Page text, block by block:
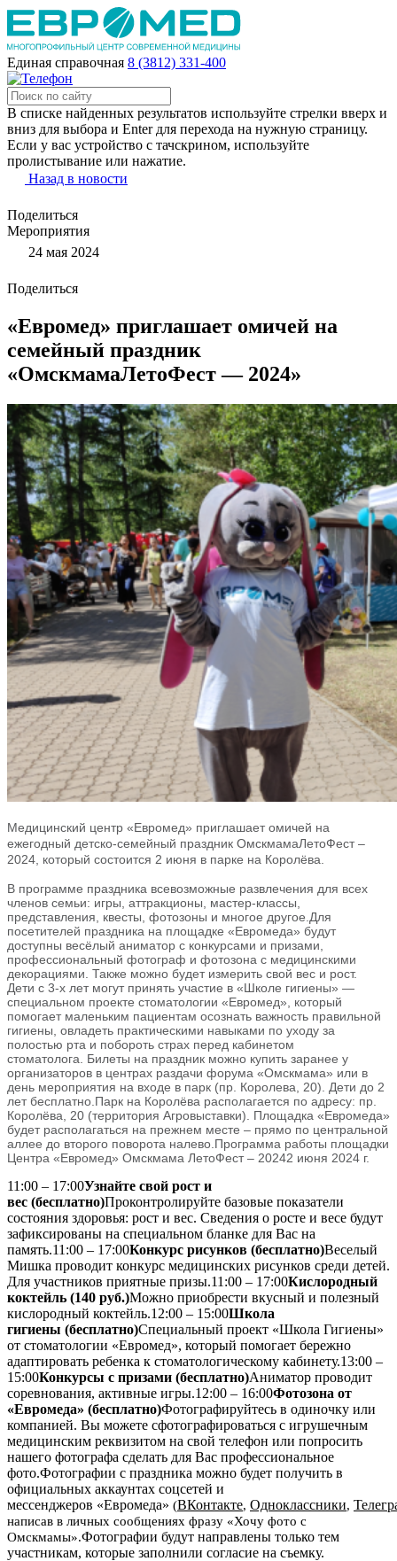
Единая справочная 8 (3812) 331-400
В списке найденных результатов используйте стрелки вверх и
вниз для выбора и Enter для перехода на нужную страницу.
Если у вас устройство с тачскрином, используйте
пролистывание или нажатие.
Назад в новости
Поделиться
Мероприятия
24 мая 2024
Поделиться
«Евромед» приглашает омичей на
семейный праздник
«ОмскмамаЛетоФест — 2024»
Медицинский центр «Евромед» приглашает омичей на
ежегодный детско-семейный праздник ОмскмамаЛетоФест –
2024, который состоится 2 июня в парке на Королёва.
В программе праздника всевозможные развлечения для всех
членов семьи: игры, аттракционы, мастер-классы,
представления, квесты, фотозоны и многое другое.Для
посетителей праздника на площадке «Евромеда» будут
доступны весёлый аниматор с конкурсами и призами,
профессиональный фотограф и фотозона с медицинскими
декорациями. Также можно будет измерить свой вес и рост.
Дети с 3-х лет могут принять участие в «Школе гигиены» —
специальном проекте стоматологии «Евромед», который
помогает маленьким пациентам осознать важность правильной
гигиены, овладеть практическими навыками по уходу за
полостью рта и побороть страх перед кабинетом
стоматолога. Билеты на праздник можно купить заранее у
организаторов в центрах раздачи форума «Омскмама» или в
день мероприятия на входе в парк (пр. Королева, 20). Дети до 2
лет бесплатно.Парк на Королёва располагается по адресу: пр.
Королёва, 20 (территория Агровыставки). Площадка «Евромеда»
будет располагаться на прежнем месте – прямо по центральной
аллее до второго поворота налево.Программа работы площадки
Центра «Евромед» Омскмама ЛетоФест – 20242 июня 2024 г.
11:00 – 17:00Узнайте свой рост и
вес (бесплатно)Проконтролируйте базовые показатели
состояния здоровья: рост и вес. Сведения о росте и весе будут
зафиксированы на специальном бланке для Вас на
память.11:00 – 17:00Конкурс рисунков (бесплатно)Веселый
Мишка проводит конкурс медицинских рисунков среди детей.
Для участников приятные призы.11:00 – 17:00Кислородный
коктейль (140 руб.)Можно приобрести вкусный и полезный
кислородный коктейль.12:00 – 15:00Школа
гигиены (бесплатно)Специальный проект «Школа Гигиены»
от стоматологии «Евромед», который помогает бережно
адаптировать ребенка к стоматологическому кабинету.13:00 –
15:00Конкурсы с призами (бесплатно)Аниматор проводит
соревнования, активные игры.12:00 – 16:00Фотозона от
«Евромеда» (бесплатно)Фотографируйтесь в одиночку или
компанией. Вы можете сфотографироваться с игрушечным
медицинским реквизитом на свой телефон или попросить
нашего фотографа сделать для Вас профессиональное
фото.Фотографии с праздника можно будет получить в
официальных аккаунтах соцсетей и
мессенджеров «Евромеда» (ВКонтакте, Одноклассники,
написав в личных сообщениях фразу «Хочу фото с
Омскмамы».Фотографии будут направлены только тем
участникам, которые заполнили согласие на съемку.